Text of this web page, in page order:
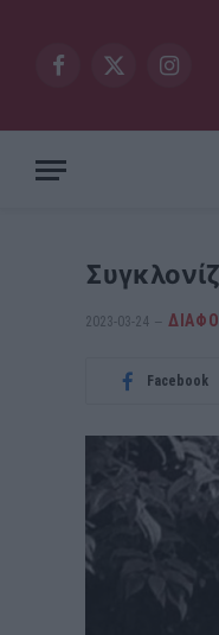
Facebook
X
2023-03-24
Facebook